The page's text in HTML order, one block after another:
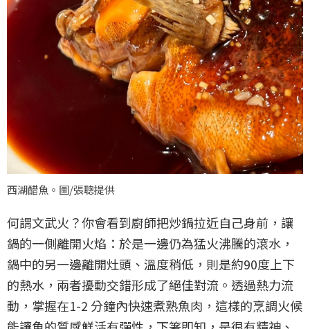
西湖醋魚。圖/張聰提供
何謂文武火？你會看到廚師把炒鍋拉近自己身前，讓
鍋的一側離開火焰：於是一邊仍為猛火沸騰的滾水，
鍋中的另一邊離開灶頭、溫度稍低，則是約90度上下
的熱水，兩者擾動交錯形成了絕佳對流。透過熱力流
動，掌握在1-2 分鐘內快速煮熟魚肉，這樣的烹調火候